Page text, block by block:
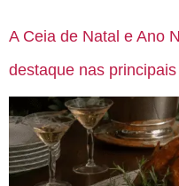
A Ceia de Natal e Ano
destaque nas